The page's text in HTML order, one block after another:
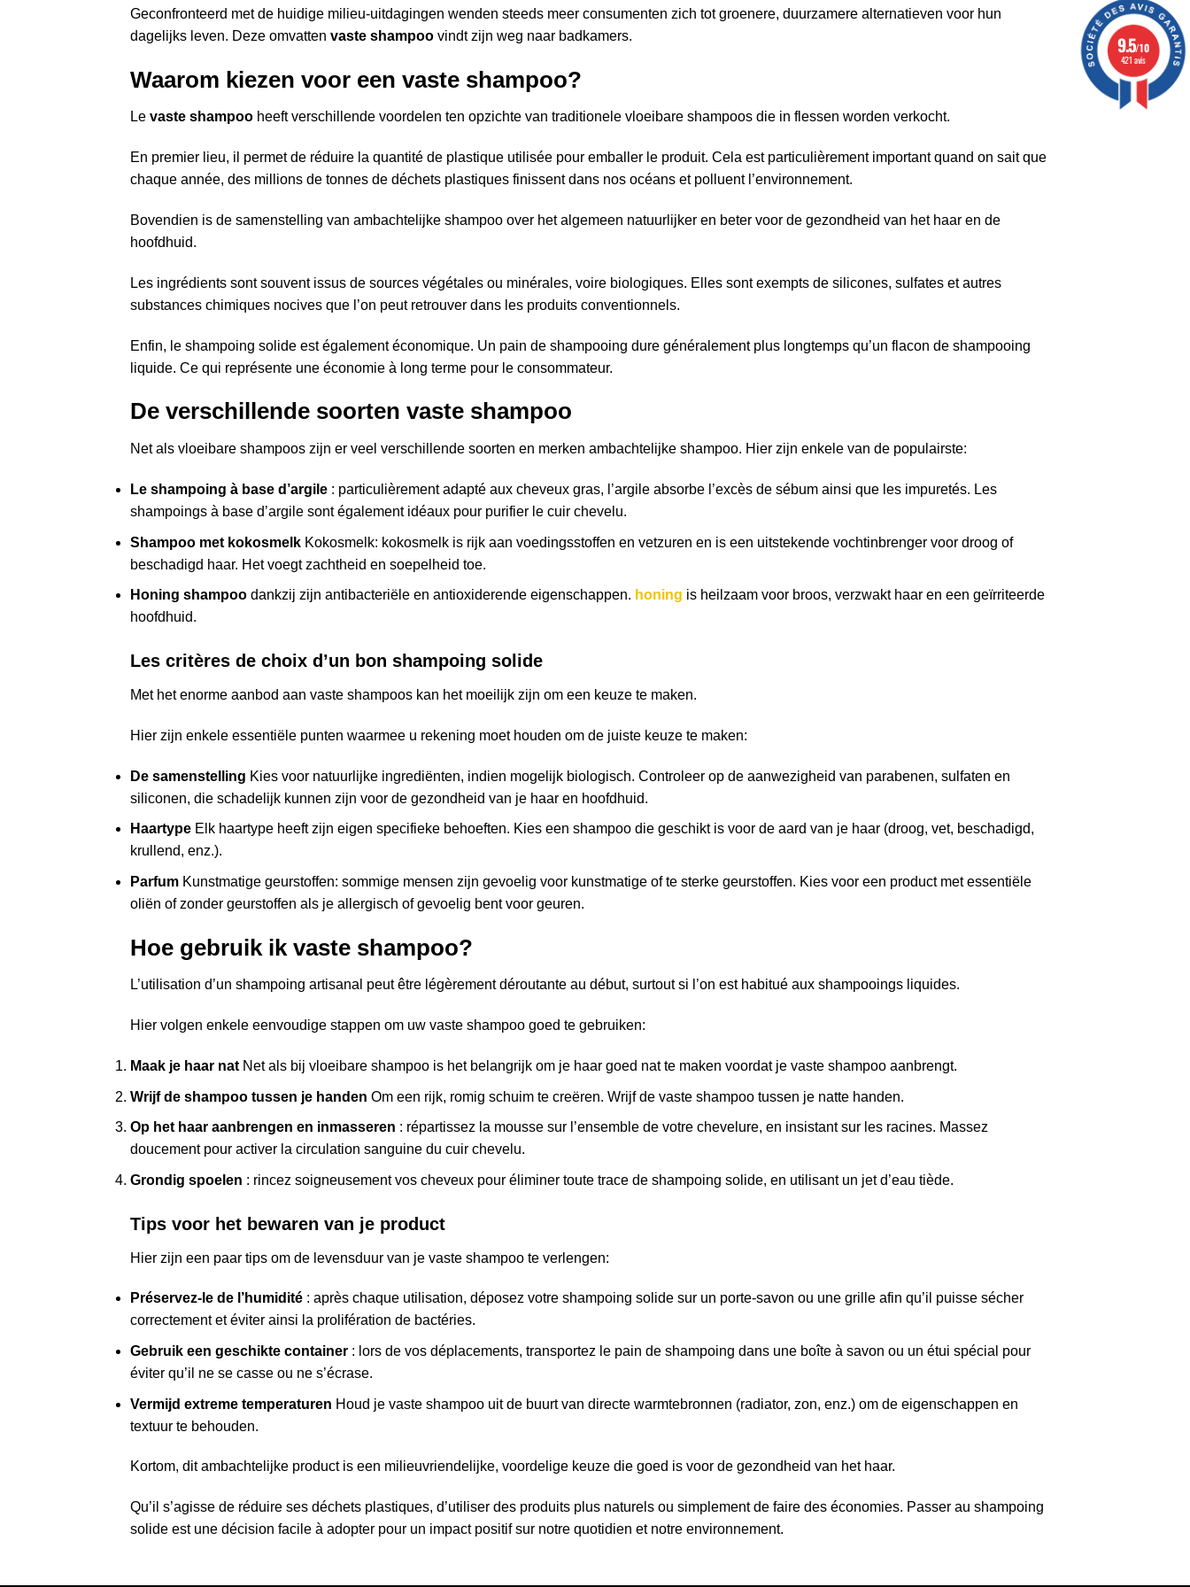
Geconfronteerd met de huidige milieu-uitdagingen wenden steeds meer consumenten zich tot groenere, duurzamere alternatieven voor hun
dagelijks leven. Deze omvatten vaste shampoo vindt zijn weg naar badkamers.
Waarom kiezen voor een vaste shampoo?
Le vaste shampoo heeft verschillende voordelen ten opzichte van traditionele vloeibare shampoos die in flessen worden verkocht.
En premier lieu, il permet de réduire la quantité de plastique utilisée pour emballer le produit. Cela est particulièrement important quand on sait que
chaque année, des millions de tonnes de déchets plastiques finissent dans nos océans et polluent l’environnement.
Bovendien is de samenstelling van ambachtelijke shampoo over het algemeen natuurlijker en beter voor de gezondheid van het haar en de
hoofdhuid.
Les ingrédients sont souvent issus de sources végétales ou minérales, voire biologiques. Elles sont exempts de silicones, sulfates et autres
substances chimiques nocives que l’on peut retrouver dans les produits conventionnels.
Enfin, le shampoing solide est également économique. Un pain de shampooing dure généralement plus longtemps qu’un flacon de shampooing
liquide. Ce qui représente une économie à long terme pour le consommateur.
De verschillende soorten vaste shampoo
Net als vloeibare shampoos zijn er veel verschillende soorten en merken ambachtelijke shampoo. Hier zijn enkele van de populairste:
Le shampoing à base d’argile : particulièrement adapté aux cheveux gras, l’argile absorbe l’excès de sébum ainsi que les impuretés. Les
shampoings à base d’argile sont également idéaux pour purifier le cuir chevelu.
Shampoo met kokosmelk Kokosmelk: kokosmelk is rijk aan voedingsstoffen en vetzuren en is een uitstekende vochtinbrenger voor droog of
beschadigd haar. Het voegt zachtheid en soepelheid toe.
Honing shampoo dankzij zijn antibacteriële en antioxiderende eigenschappen. honing is heilzaam voor broos, verzwakt haar en een geïrriteerde
hoofdhuid.
Les critères de choix d’un bon shampoing solide
Met het enorme aanbod aan vaste shampoos kan het moeilijk zijn om een keuze te maken.
Hier zijn enkele essentiële punten waarmee u rekening moet houden om de juiste keuze te maken:
De samenstelling Kies voor natuurlijke ingrediënten, indien mogelijk biologisch. Controleer op de aanwezigheid van parabenen, sulfaten en
siliconen, die schadelijk kunnen zijn voor de gezondheid van je haar en hoofdhuid.
Haartype Elk haartype heeft zijn eigen specifieke behoeften. Kies een shampoo die geschikt is voor de aard van je haar (droog, vet, beschadigd,
krullend, enz.).
Parfum Kunstmatige geurstoffen: sommige mensen zijn gevoelig voor kunstmatige of te sterke geurstoffen. Kies voor een product met essentiële
oliën of zonder geurstoffen als je allergisch of gevoelig bent voor geuren.
Hoe gebruik ik vaste shampoo?
L’utilisation d’un shampoing artisanal peut être légèrement déroutante au début, surtout si l’on est habitué aux shampooings liquides.
Hier volgen enkele eenvoudige stappen om uw vaste shampoo goed te gebruiken:
Maak je haar nat Net als bij vloeibare shampoo is het belangrijk om je haar goed nat te maken voordat je vaste shampoo aanbrengt.
Wrijf de shampoo tussen je handen Om een rijk, romig schuim te creëren. Wrijf de vaste shampoo tussen je natte handen.
Op het haar aanbrengen en inmasseren : répartissez la mousse sur l’ensemble de votre chevelure, en insistant sur les racines. Massez
doucement pour activer la circulation sanguine du cuir chevelu.
Grondig spoelen : rincez soigneusement vos cheveux pour éliminer toute trace de shampoing solide, en utilisant un jet d’eau tiède.
Tips voor het bewaren van je product
Hier zijn een paar tips om de levensduur van je vaste shampoo te verlengen:
Préservez-le de l’humidité : après chaque utilisation, déposez votre shampoing solide sur un porte-savon ou une grille afin qu’il puisse sécher
correctement et éviter ainsi la prolifération de bactéries.
Gebruik een geschikte container : lors de vos déplacements, transportez le pain de shampoing dans une boîte à savon ou un étui spécial pour
éviter qu’il ne se casse ou ne s’écrase.
Vermijd extreme temperaturen Houd je vaste shampoo uit de buurt van directe warmtebronnen (radiator, zon, enz.) om de eigenschappen en
textuur te behouden.
Kortom, dit ambachtelijke product is een milieuvriendelijke, voordelige keuze die goed is voor de gezondheid van het haar.
Qu’il s’agisse de réduire ses déchets plastiques, d’utiliser des produits plus naturels ou simplement de faire des économies. Passer au shampoing
solide est une décision facile à adopter pour un impact positif sur notre quotidien et notre environnement.
9.5/10
421 avis